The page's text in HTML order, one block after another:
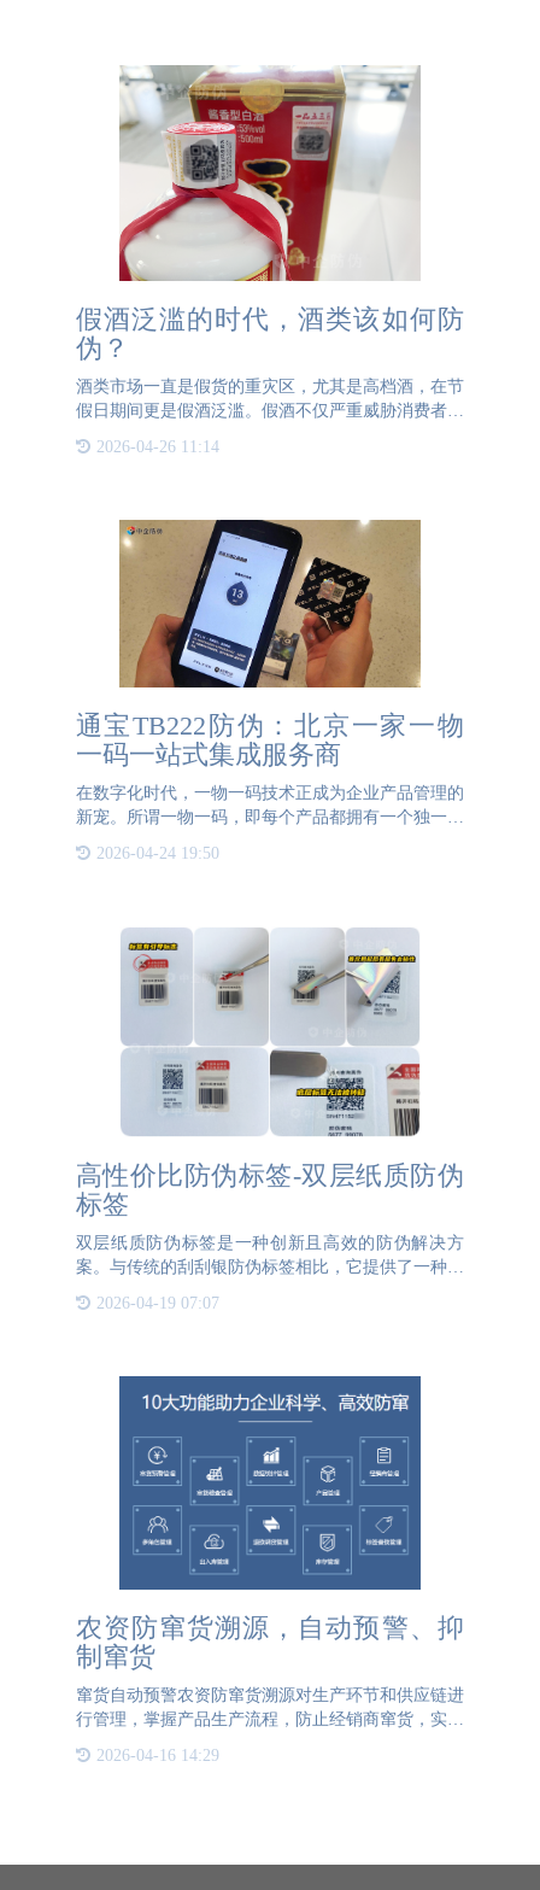
诚信市场不可缺少的一环。通宝TB222防伪的防伪溯
假酒泛滥的时代，酒类该如何防
伪？
酒类市场一直是假货的重灾区，尤其是高档酒，在节
假日期间更是假酒泛滥。假酒不仅严重威胁消费者的
健康，还对正品酒品牌的声誉造成巨大损害。许多消
费者在不知情的情况下购买到假酒，一旦出现问题，
2026-04-26 11:14
通宝TB222防伪：北京一家一物
一码一站式集成服务商
在数字化时代，一物一码技术正成为企业产品管理的
新宠。所谓一物一码，即每个产品都拥有一个独一无
是集防伪、防窜货、溯源、营销及大数据统计分析等
2026-04-24 19:50
高性价比防伪标签-双层纸质防伪
标签
双层纸质防伪标签是一种创新且高效的防伪解决方
案。与传统的刮刮银防伪标签相比，它提供了一种新
签的设计巧妙在于它采用了两层纸质结构，将防伪码
2026-04-19 07:07
农资防窜货溯源，自动预警、抑
制窜货
窜货自动预警农资防窜货溯源对生产环节和供应链进
行管理，掌握产品生产流程，防止经销商窜货，实现
现：农产品窜货管理、仓库管理、代理商管理、数据
2026-04-16 14:29